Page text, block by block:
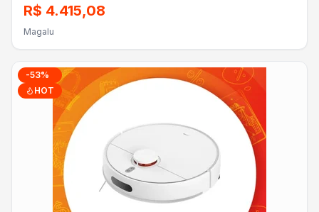
R$ 4.415,08
Magalu
-53%
HOT